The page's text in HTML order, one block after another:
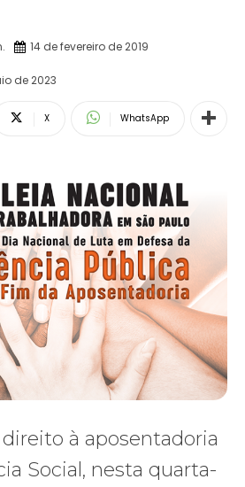
14 de fevereiro de 2019
de 2023
X WhatsApp
à aposentadoria
Social, nesta quarta-